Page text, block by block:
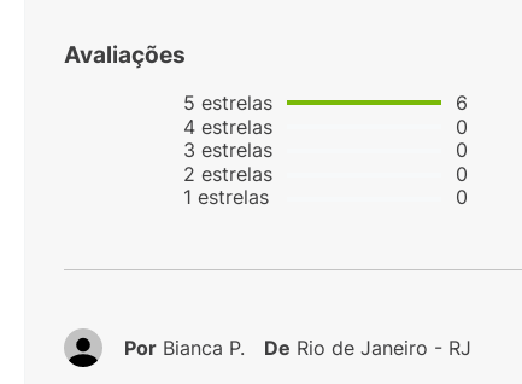
Avaliações
5 estrelas
4estrelas
3 estrelas
2 estrelas
1 estrelas
6
0
0
0
0
Por Bianca P. De Rio de Janeiro - RJ